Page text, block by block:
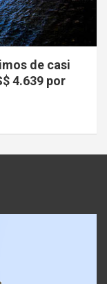
de casi
4.639 por